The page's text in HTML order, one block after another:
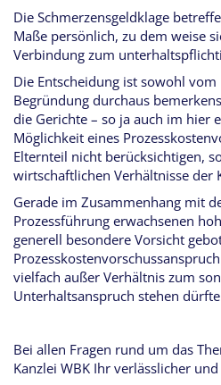
Die Schmerzensgeldklage
Maße persönlich, zu dem weise
Verbindung zum
Die Entscheidung ist sowohl vom
Begründung durchaus
die Gerichte – so ja auch im hier
Möglichkeit eines
Elternteil nicht berücksichtigen,
wirtschaftlichen Verhältnisse der
Gerade im Zusammenhang mit
Prozessführung erwachsenen
generell besondere Vorsicht
vielfach außer Verhältnis zum
Unterhaltsanspruch stehen
Bei allen Fragen rund um das
Kanzlei WBK Ihr verlässlicher